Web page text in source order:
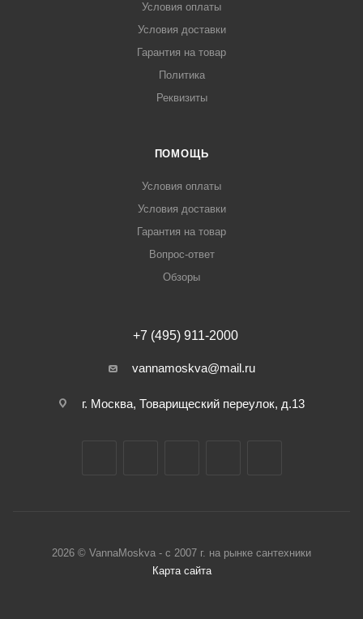
Условия оплаты
Условия доставки
Гарантия на товар
Политика
Реквизиты
ПОМОЩЬ
Условия оплаты
Условия доставки
Гарантия на товар
Вопрос-ответ
Обзоры
+7 (495) 911-2000
vannamoskva@mail.ru
г. Москва, Товарищеский переулок, д.13
2026 © VannaMoskva - с 2007 г. на рынке сантехники
Карта сайта